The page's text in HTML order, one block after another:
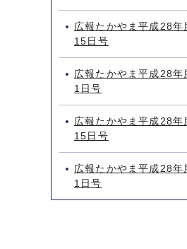
広報たかやま平成28年
15日号
広報たかやま平成28年
1日号
広報たかやま平成28年
15日号
広報たかやま平成28年
1日号